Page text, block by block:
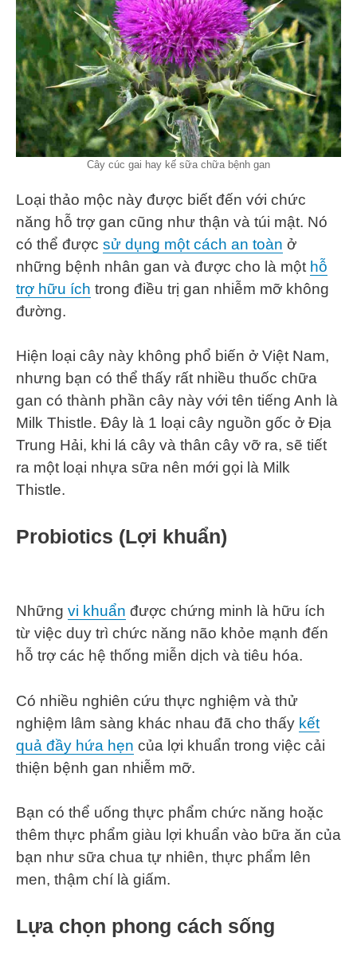
Cây cúc gai hay kế sữa chữa bệnh gan
Loại thảo mộc này được biết đến với chức
năng hỗ trợ gan cũng như thận và túi mật. Nó
có thể được sử dụng một cách an toàn ở
những bệnh nhân gan và được cho là một hỗ
trợ hữu ích trong điều trị gan nhiễm mỡ không
đường.
Hiện loại cây này không phổ biến ở Việt Nam,
nhưng bạn có thể thấy rất nhiều thuốc chữa
gan có thành phần cây này với tên tiếng Anh là
Milk Thistle. Đây là 1 loại cây nguồn gốc ở Địa
Trung Hải, khi lá cây và thân cây vỡ ra, sẽ tiết
ra một loại nhựa sữa nên mới gọi là Milk
Thistle.
Probiotics (Lợi khuẩn)
Những vi khuẩn được chứng minh là hữu ích
từ việc duy trì chức năng não khỏe mạnh đến
hỗ trợ các hệ thống miễn dịch và tiêu hóa.
Có nhiều nghiên cứu thực nghiệm và thử
nghiệm lâm sàng khác nhau đã cho thấy kết
quả đầy hứa hẹn của lợi khuẩn trong việc cải
thiện bệnh gan nhiễm mỡ.
Bạn có thể uống thực phẩm chức năng hoặc
thêm thực phẩm giàu lợi khuẩn vào bữa ăn của
bạn như sữa chua tự nhiên, thực phẩm lên
men, thậm chí là giấm.
Lựa chọn phong cách sống